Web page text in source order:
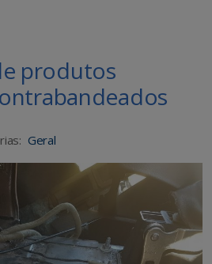
produtos
Geral